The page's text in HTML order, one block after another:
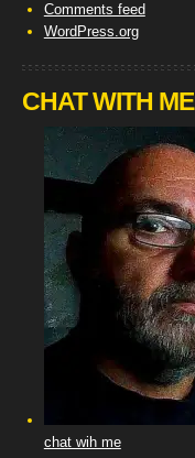
Comments feed
WordPress.org
CHAT WITH ME
chat wih me